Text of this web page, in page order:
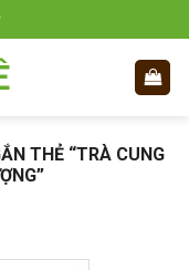
THẺ “TRÀ CUNG